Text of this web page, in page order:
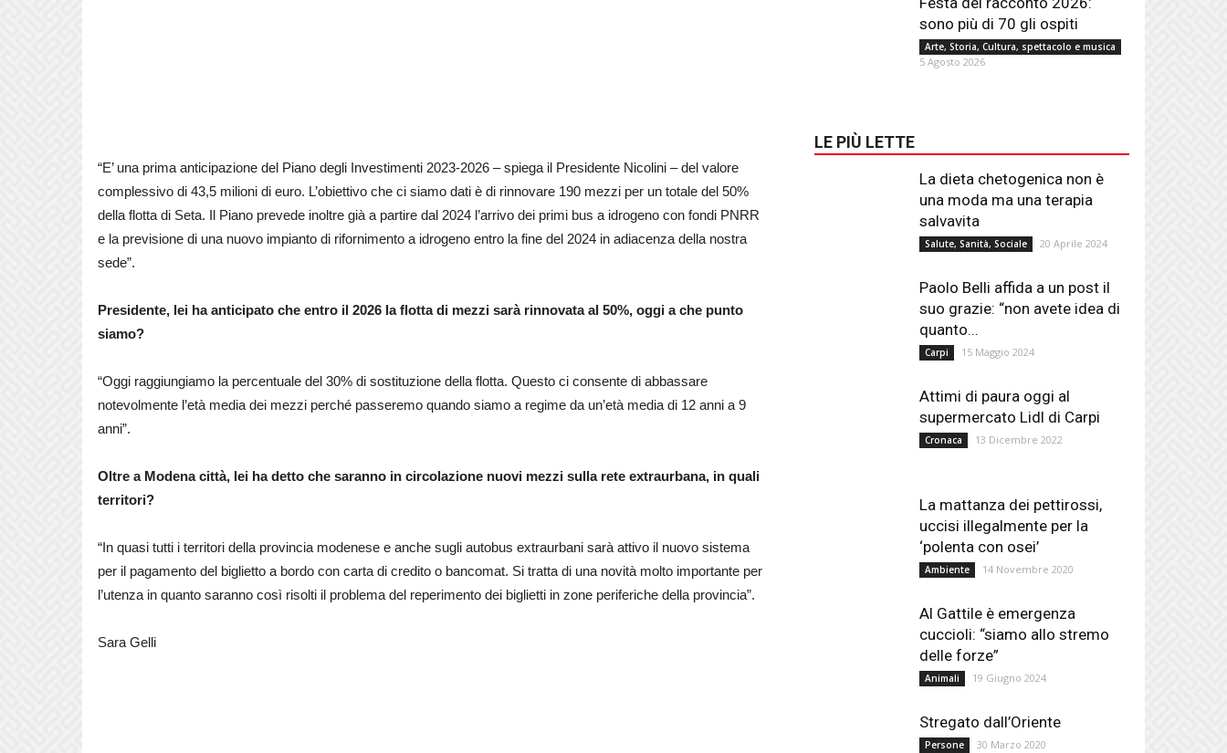
“E’ una prima anticipazione del Piano degli Investimenti 2023-2026 – spiega il Presidente Nicolini – del valore
complessivo di 43,5 milioni di euro. L’obiettivo che ci siamo dati è di rinnovare 190 mezzi per un totale del 50%
della flotta di Seta. Il Piano prevede inoltre già a partire dal 2024 l’arrivo dei primi bus a idrogeno con fondi PNRR
e la previsione di una nuovo impianto di rifornimento a idrogeno entro la fine del 2024 in adiacenza della nostra
sede”.
Presidente, lei ha anticipato che entro il 2026 la flotta di mezzi sarà rinnovata al 50%, oggi a che punto
siamo?
“Oggi raggiungiamo la percentuale del 30% di sostituzione della flotta. Questo ci consente di abbassare
notevolmente l’età media dei mezzi perché passeremo quando siamo a regime da un’età media di 12 anni a 9
anni”.
Oltre a Modena città, lei ha detto che saranno in circolazione nuovi mezzi sulla rete extraurbana, in quali
territori?
“In quasi tutti i territori della provincia modenese e anche sugli autobus extraurbani sarà attivo il nuovo sistema
per il pagamento del biglietto a bordo con carta di credito o bancomat. Si tratta di una novità molto importante per
l’utenza in quanto saranno così risolti il problema del reperimento dei biglietti in zone periferiche della provincia”.
Sara Gelli
sono più di 70 gli ospiti
Arte, Storia, Cultura, spettacolo e musica
5 Agosto 2026
LE PIÙ LETTE
La dieta chetogenica non è
una moda ma una terapia
salvavita
Salute, Sanità, Sociale 20 Aprile 2024
Paolo Belli affida a un post il
suo grazie: “non avete idea di
quanto...
Carpi 15 Maggio 2024
Attimi di paura oggi al
supermercato Lidl di Carpi
Cronaca 13 Dicembre 2022
La mattanza dei pettirossi,
uccisi illegalmente per la
‘polenta con osei’
Ambiente 14 Novembre 2020
Al Gattile è emergenza
cuccioli: “siamo allo stremo
delle forze”
Animali 19 Giugno 2024
Stregato dall’Oriente
Persone 30 Marzo 2020